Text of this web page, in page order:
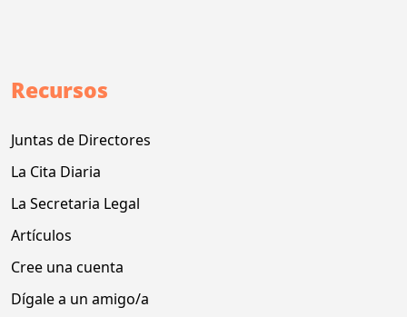
Recursos
Juntas de Directores
La Cita Diaria
La Secretaria Legal
Artículos
Cree una cuenta
Dígale a un amigo/a